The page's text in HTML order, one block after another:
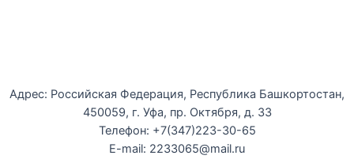
Адрес: Российская Федерация, Республика Башкортостан,
450059, г. Уфа, пр. Октября, д. 33
Телефон: +7(347)223-30-65
E-mail: 2233065@mail.ru